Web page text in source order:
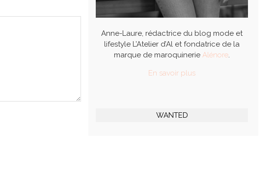
Anne-Laure, rédactrice du blog mode et
lifestyle L’Atelier d’Al et fondatrice de la
marque de maroquinerieAlénore.
En savoir plus
WANTED